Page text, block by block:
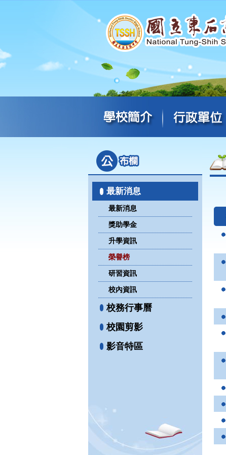
最新消息
最新消息
獎助學金
升學資訊
榮譽榜
研習資訊
校內資訊
校務行事曆
校園剪影
影音特區